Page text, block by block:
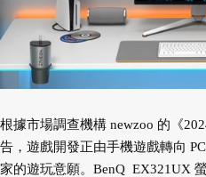
根據市場調查機構 newzoo 的《
告，遊戲開發正由手機遊戲轉向
家的遊玩意願。BenQ EX321UX